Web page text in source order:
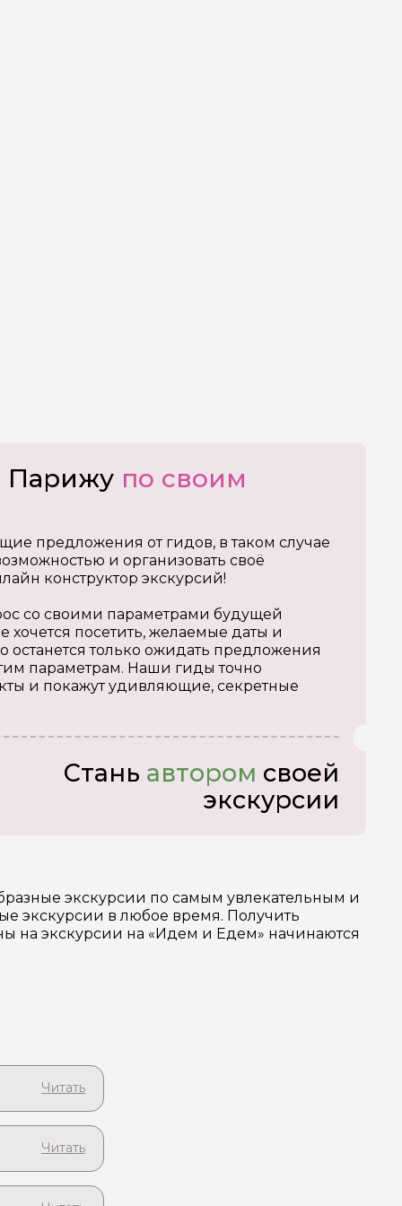
Парижу по своим
предложения от гидов, в таком случае
и организовать своё
конструктор экскурсий!
со своими параметрами будущей
хочется посетить, желаемые даты и
только ожидать предложения
параметрам. Наши гиды точно
и покажут удивляющие, секретные
Стань автором своей
экскурсии
экскурсии по самым увлекательным и
экскурсии в любое время. Получить
на экскурсии на «Идем и Едем» начинаются